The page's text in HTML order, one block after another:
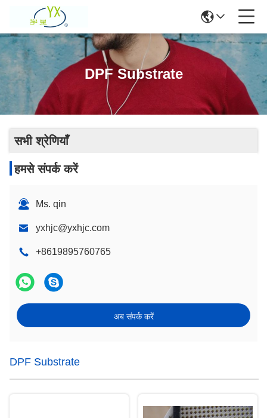
DPF Substrate
सभी श्रेणियाँ
हमसे संपर्क करें
Ms. qin
yxhjc@yxhjc.com
+8619895760765
अब संपर्क करें
DPF Substrate